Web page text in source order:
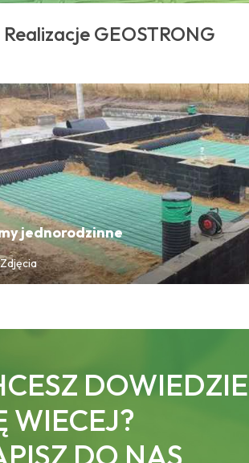
Realizacje GEOSTRONG
jednorodzinne
WIECEJ?
DO NAS